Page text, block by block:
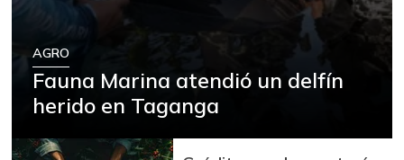
AGRO
Fauna Marina atendió un delfín
herido en Taganga